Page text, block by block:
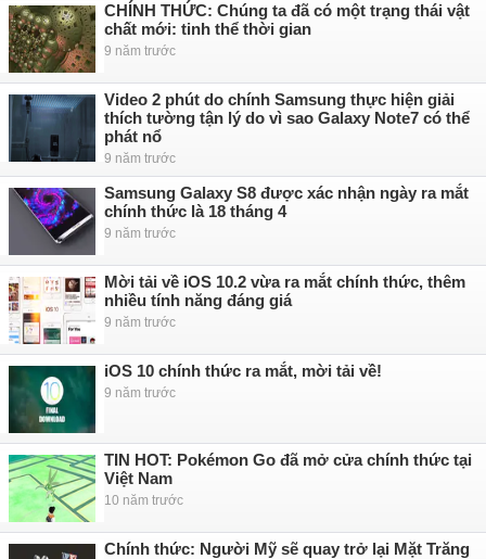
CHÍNH THỨC: Chúng ta đã có một trạng thái vật
chất mới: tinh thể thời gian
9 năm trước
Video 2 phút do chính Samsung thực hiện giải
thích tường tận lý do vì sao Galaxy Note7 có thể
phát nổ
9 năm trước
Samsung Galaxy S8 được xác nhận ngày ra mắt
chính thức là 18 tháng 4
9 năm trước
Mời tải về iOS 10.2 vừa ra mắt chính thức, thêm
nhiều tính năng đáng giá
9 năm trước
iOS 10 chính thức ra mắt, mời tải về!
9 năm trước
TIN HOT: Pokémon Go đã mở cửa chính thức tại
Việt Nam
10 năm trước
Chính thức: Người Mỹ sẽ quay trở lại Mặt Trăng